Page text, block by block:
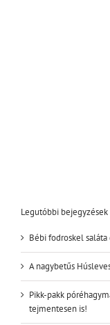
Legutóbbi bejegyzések
Bébi fodroskel
A nagybetűs
Pikk-pakk
tejmentesen is!